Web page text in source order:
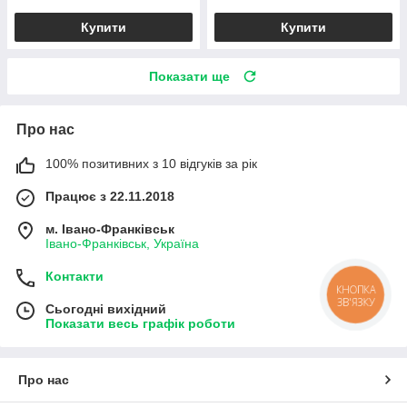
Купити Купити
Показати ще
Про нас
100% позитивних з 10 відгуків за рік
Працює з 22.11.2018
м. Івано-Франківськ
Івано-Франківськ, Україна
Контакти
Сьогодні вихідний
Показати весь графік роботи
Про нас
КНОПКА
ЗВ'ЯЗКУ